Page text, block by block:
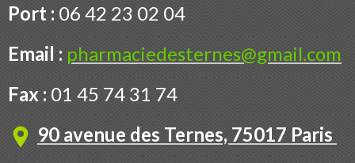
Port : 06 42 23 02 04
Email : pharmaciedesternes@gmail.com
Fax : 01 45 74 31 74
90 avenue des Ternes, 75017 Paris